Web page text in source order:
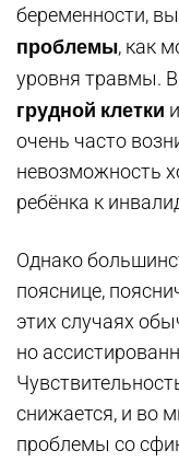
беременности,
проблемы, как
уровня травмы.
грудной клетки
очень часто
невозможность
ребёнка к
Однако
пояснице,
этих случаях
но
снижается, и во
проблемы со